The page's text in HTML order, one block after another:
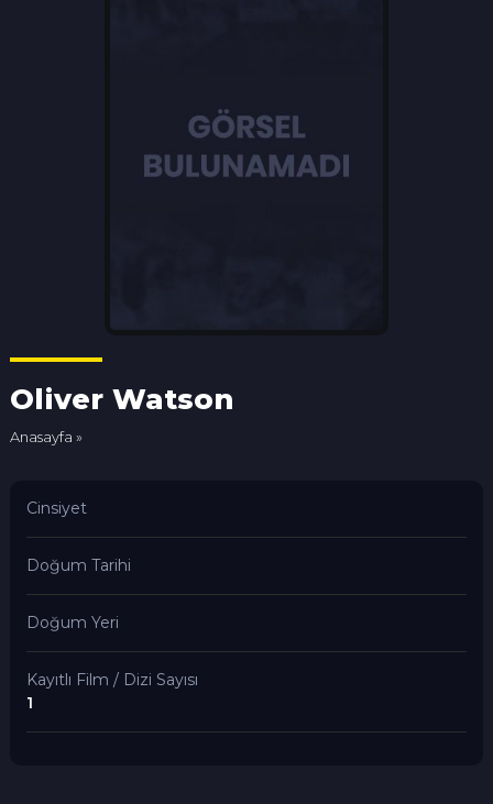
Oliver Watson
Anasayfa »
Cinsiyet
Doğum Tarihi
Doğum Yeri
Kayıtlı Film / Dizi Sayısı
1